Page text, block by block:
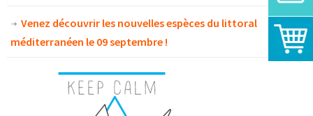
Venez découvrir les nouvelles espèces du littoral
méditerranéen le 09 septembre !